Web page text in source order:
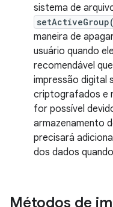
sistema de
maneira de
usuário quando
recomendável
impressão digital
criptografados e
for possível
armazenamento
precisará
dos dados
Métodos de